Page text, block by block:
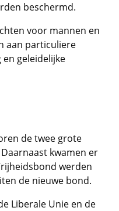
beschermd.
voor mannen en
aan particuliere
geleidelijke
de twee grote
kwamen er
werden
de nieuwe bond.
Liberale Unie en de